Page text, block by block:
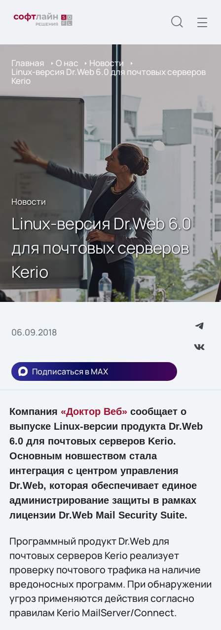
Главная О нас Новости
Linux-версия Dr.Web 6.0 для почтовых серверов
Kerio
Новости
Linux-версия Dr.Web 6.0
для почтовых серверов
Kerio
06.09.2018
Подписаться в MAX
Компания «Доктор Веб»сообщает о
выпуске Linux-версии продукта Dr.Web
6.0 для почтовых серверов Kerio.
Основным новшеством стала
интеграция с центром управления
Dr.Web, которая обеспечивает единое
администрирование защиты в рамках
лицензии Dr.Web Mail Security Suite.
Программный продукт Dr.Web для
почтовых серверов Kerio реализует
проверку почтового трафика на наличие
вредоносных программ. При обнаружении
угроз применяются действия согласно
правилам Kerio MailServer/Connect.